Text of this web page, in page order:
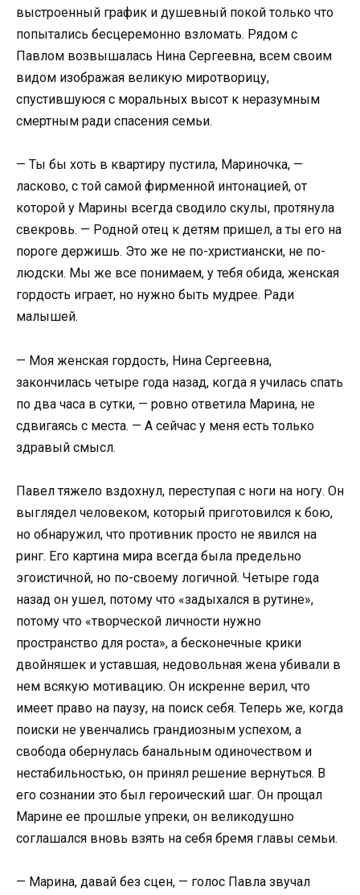
выстроенный график и душевный покой только что
попытались бесцеремонно взломать. Рядом с
Павлом возвышалась Нина Сергеевна, всем своим
видом изображая великую миротворицу,
спустившуюся с моральных высот к неразумным
смертным ради спасения семьи.
— Ты бы хоть в квартиру пустила, Мариночка, —
ласково, с той самой фирменной интонацией, от
которой у Марины всегда сводило скулы, протянула
свекровь. — Родной отец к детям пришел, а ты его на
пороге держишь. Это же не по-христиански, не по-
людски. Мы же все понимаем, у тебя обида, женская
гордость играет, но нужно быть мудрее. Ради
малышей.
— Моя женская гордость, Нина Сергеевна,
закончилась четыре года назад, когда я училась спать
по два часа в сутки, — ровно ответила Марина, не
сдвигаясь с места. — А сейчас у меня есть только
здравый смысл.
Павел тяжело вздохнул, переступая с ноги на ногу. Он
выглядел человеком, который приготовился к бою,
но обнаружил, что противник просто не явился на
ринг. Его картина мира всегда была предельно
эгоистичной, но по-своему логичной. Четыре года
назад он ушел, потому что «задыхался в рутине»,
потому что «творческой личности нужно
пространство для роста», а бесконечные крики
двойняшек и уставшая, недовольная жена убивали в
нем всякую мотивацию. Он искренне верил, что
имеет право на паузу, на поиск себя. Теперь же, когда
поиски не увенчались грандиозным успехом, а
свобода обернулась банальным одиночеством и
нестабильностью, он принял решение вернуться. В
его сознании это был героический шаг. Он прощал
Марине ее прошлые упреки, он великодушно
соглашался вновь взять на себя бремя главы семьи.
— Марина, давай без сцен, — голос Павла звучал